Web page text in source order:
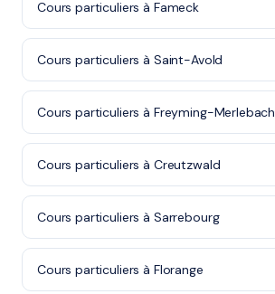
Cours particuliers à Fameck
Cours particuliers à Saint-Avold
Cours particuliers à Freyming-Merlebach
Cours particuliers à Creutzwald
Cours particuliers à Sarrebourg
Cours particuliers à Florange